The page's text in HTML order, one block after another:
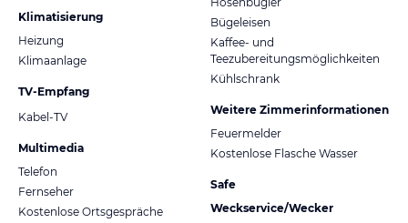
Klimatisierung
Heizung
Klimaanlage
TV-Empfang
Kabel-TV
Multimedia
Telefon
Fernseher
Kostenlose Ortsgespräche
Bügeleisen
Kaffee- und
Teezubereitungsmöglichkeiten
Kühlschrank
Weitere Zimmerinformationen
Feuermelder
Kostenlose Flasche Wasser
Safe
Weckservice/Wecker